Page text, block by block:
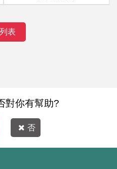
表
對你有幫助?
否